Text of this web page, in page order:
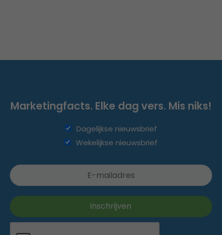
Marketingfacts. Elke dag vers. Mis niks!
Dagelijkse nieuwsbrief
Wekelijkse nieuwsbrief